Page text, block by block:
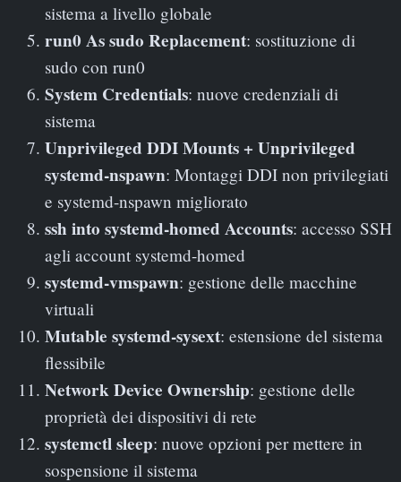
sistema a livello globale
run0 As sudo Replacement: sostituzione di
sudo con run0
System Credentials: nuove credenziali di
sistema
Unprivileged DDI Mounts + Unprivileged
systemd-nspawn: Montaggi DDI non privilegiati
e systemd-nspawn migliorato
ssh into systemd-homed Accounts: accesso SSH
agli account systemd-homed
systemd-vmspawn: gestione delle macchine
virtuali
Mutable systemd-sysext: estensione del sistema
flessibile
Network Device Ownership: gestione delle
proprietà dei dispositivi di rete
systemctl sleep: nuove opzioni per mettere in
sospensione il sistema